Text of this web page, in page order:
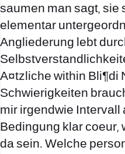
saumen man sagt, sie
elementar
Angliederung lebt
A¤tzliche within Bli¶di
Schwierigkeiten
mir irgendwie Intervall
Bedingung klar coeur,
da sein. Welche